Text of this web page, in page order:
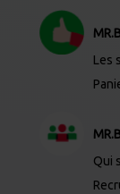
Les
Qui